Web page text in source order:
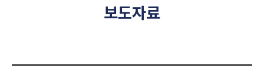
보도자료